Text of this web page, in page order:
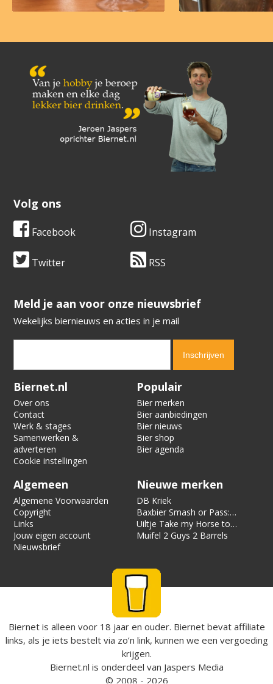
Volg ons
Facebook Instagram
Twitter RSS
​​​​​​​Meld je aan voor onze nieuwsbrief
Wekelijks biernieuws en acties in je mail
Verification code:
Biernet.nl
Over ons
Contact
Werk & stages
Samenwerken &
adverteren
Cookie instellingen
Populair
Bier merken
Bier aanbiedingen
Bier nieuws
Bier shop
Bier agenda
Algemeen
Algemene Voorwaarden
Copyright
Links
Jouw eigen account
Nieuwsbrief
Nieuwe merken
DB Kriek
Baxbier Smash or Pass:
Strata
Uiltje Take my Horse to
the Hotel Room
Muifel 2 Guys 2 Barrels
Biernet is alleen voor 18 jaar en ouder. Biernet bevat affiliate
links, als je iets bestelt via zo’n link, kunnen we een vergoeding
krijgen.
Biernet.nl is onderdeel van Jaspers Media
© 2008 - 2026